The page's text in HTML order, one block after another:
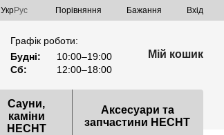
УкрРус Порівняння Бажання Вхід
Графік роботи:
Будні:
10:00–19:00
Сб:
12:00–18:00
Мій кошик
Сауни,
каміни
HECHT
Аксесуари та
запчастини HECHT